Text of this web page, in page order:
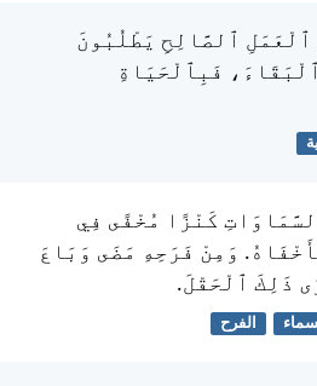
ٱلْعَمَلِ ٱلصَّالِحِ يَطْلُبُونَ
فَبِٱلْحَيَاةِ
كَنْزًا مُخْفًى فِي
وَمِنْ فَرَحِهِ مَضَى وَبَاعَ
ذَلِكَ ٱلْحَقْلَ.
الفرح